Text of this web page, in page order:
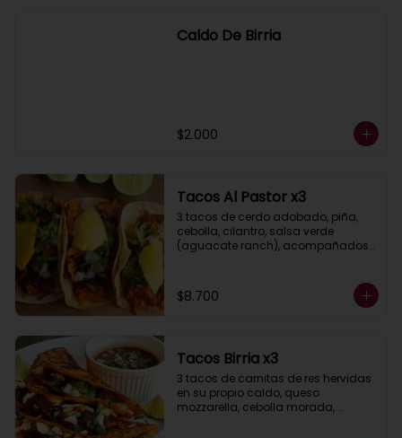
Caldo De Birria
$2.000
Tacos Al Pastor x3
3 tacos de cerdo adobado, piña,
cebolla, cilantro, salsa verde
(aguacate ranch), acompañados
$8.700
Tacos Birria x3
3 tacos de carnitas de res hervidas
en su propio caldo, queso
mozzarella, cebolla morada,